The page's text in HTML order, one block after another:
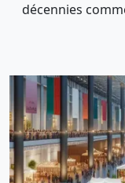
décennies